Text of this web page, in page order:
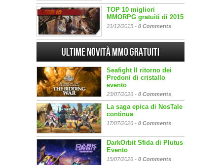
TOP 10 migliori
MMORPG gratuiti di 2015
21/12/2015 - 0 Comments
Ultime Novità MMO gratuiti
Seafight Il ritorno dei
Predoni di cristallo
evento
23/07/2026 - 0 Comments
La saga epica di NosTale
continua
17/07/2026 - 0 Comments
DarkOrbit Sfida di Plutus
Evento
15/07/2026 - 0 Comments